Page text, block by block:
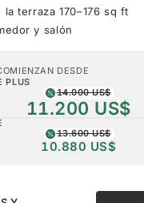
la terraza 170–176 sq ft
y salón
DESDE
PLUS
14.000 US$
11.200 US$
13.600 US$
10.880 US$